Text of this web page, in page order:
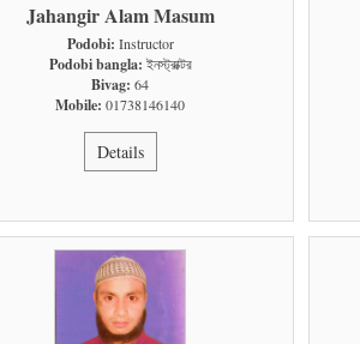
Jahangir Alam Masum
Podobi: Instructor
Podobi bangla: ইনস্ট্রাক্টর
Bivag: 64
Mobile: 01738146140
Details